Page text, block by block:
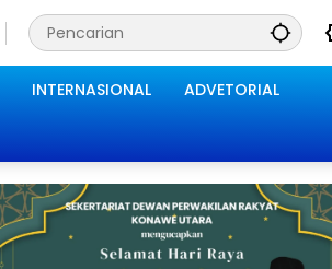
INTERNASIONAL ADVETORIAL